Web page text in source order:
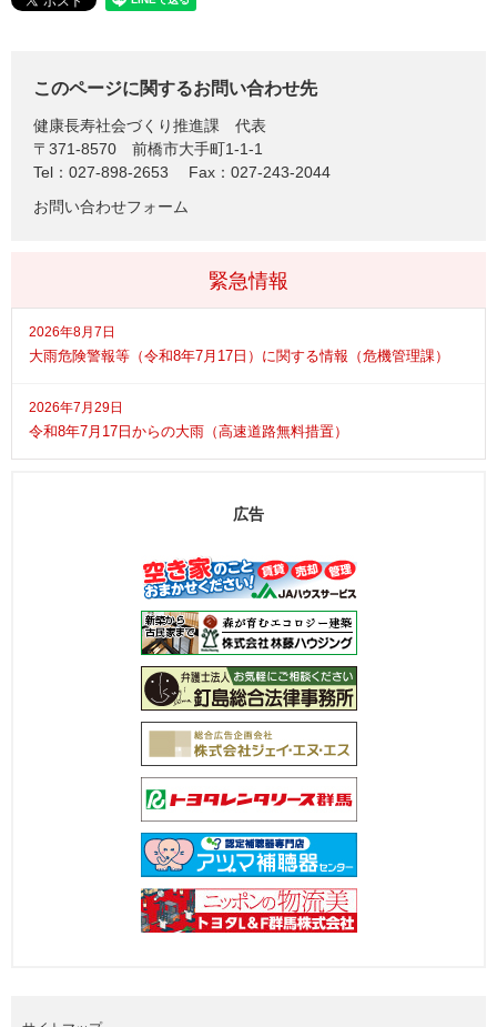
このページに関するお問い合わせ先
健康長寿社会づくり推進課
代表
〒371-8570
前橋市大手町1-1-1
Tel：027-898-2653
Fax：027-243-2044
お問い合わせフォーム
緊急情報
2026年8月7日
大雨危険警報等（令和8年7月17日）に関する情報（危機管理課）
2026年7月29日
令和8年7月17日からの大雨（高速道路無料措置）
広告